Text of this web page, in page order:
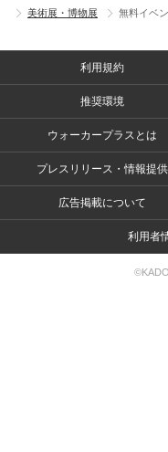
美術展・博物展
無料イベ
利用規約
推奨環境
ウォーカープラスとは
プレスリリース・情報提供
広告掲載について
利用者